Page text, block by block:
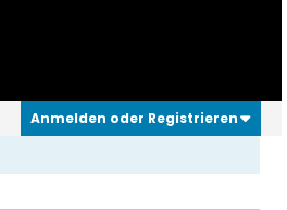
Anmelden oder Registrieren